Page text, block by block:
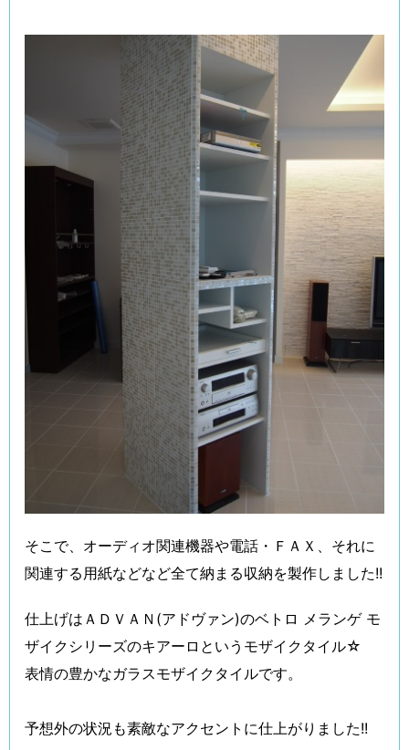
そこで、オーディオ関連機器や電話・ＦＡＸ、それに
関連する用紙などなど全て納まる収納を製作しました!!
仕上げはＡＤＶＡＮ(アドヴァン)のベトロ メランゲ モ
ザイクシリーズのキアーロというモザイクタイル☆
表情の豊かなガラスモザイクタイルです。
予想外の状況も素敵なアクセントに仕上がりました!!